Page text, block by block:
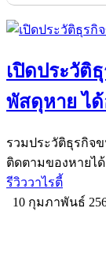
เปิดประวัติ
พัสดุหาย ได้
รวมประวัติธุรกิจข
ติดตามของหายไ
รีวิววาไรตี้
10 กุมภาพันธ์